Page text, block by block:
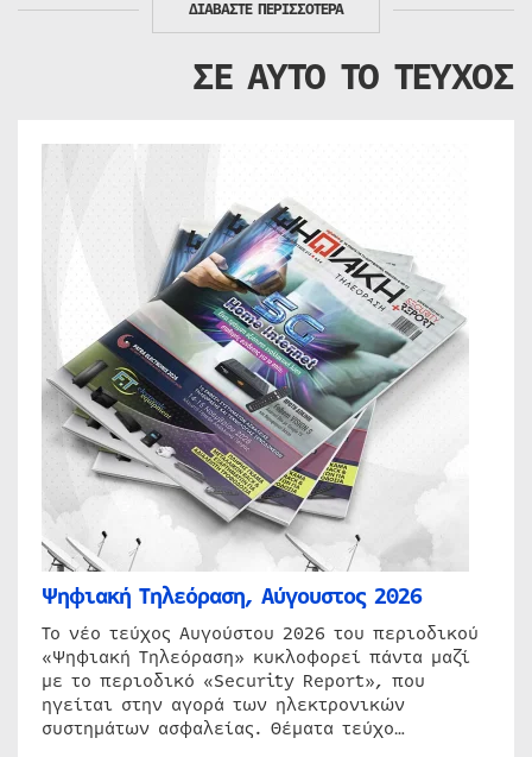
ΔΙΑΒΑΣΤΕ ΠΕΡΙΣΣΟΤΕΡΑ
ΣΕ ΑΥΤΟ ΤΟ ΤΕΥΧΟΣ
Ψηφιακή Τηλεόραση, Αύγουστος 2026
Το νέο τεύχος Αυγούστου 2026 του περιοδικού
«Ψηφιακή Τηλεόραση» κυκλοφορεί πάντα μαζί
με το περιοδικό «Security Report», που
ηγείται στην αγορά των ηλεκτρονικών
συστημάτων ασφαλείας. Θέματα τεύχο…